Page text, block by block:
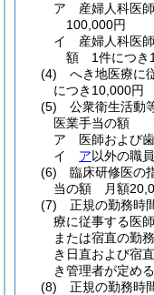
ア
産婦人科医
100,000円
イ
産婦人科医
額 1件につき
(4)
へき地医療に
につき10,000円
(5)
公衆衛生活動
医業手当の額
ア
医師および
イ
ア以外の職
(6)
臨床研修医の
当の額 月額
(7)
正規の勤務時
療に従事する医
または宿直の勤
き日直および宿
き管理者が定め
(8)
正規の勤務時